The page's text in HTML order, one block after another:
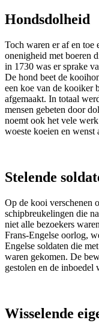
Hondsdolheid
Toch waren er af en toe
onenigheid met boeren
in 1730 was er sprake
De hond beet de
een koe van de kooiker
afgemaakt. In totaal
mensen gebeten door
noemt ook het vele
woeste koeien en wenst
Stelende
Op de kooi verschenen
schipbreukelingen die
niet alle bezoekers
Frans-Engelse oorlog,
Engelse soldaten die
waren gekomen. De
gestolen en de inboedel
Wisselende